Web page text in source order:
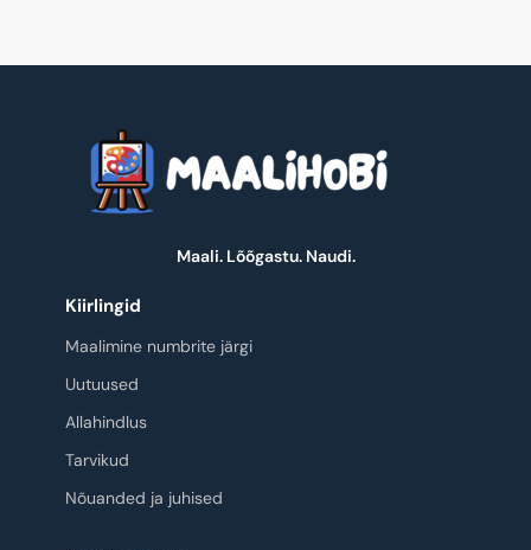
Maali. Lõõgastu. Naudi.
Kiirlingid
Maalimine numbrite järgi
Uutuused
Allahindlus
Tarvikud
Nõuanded ja juhised